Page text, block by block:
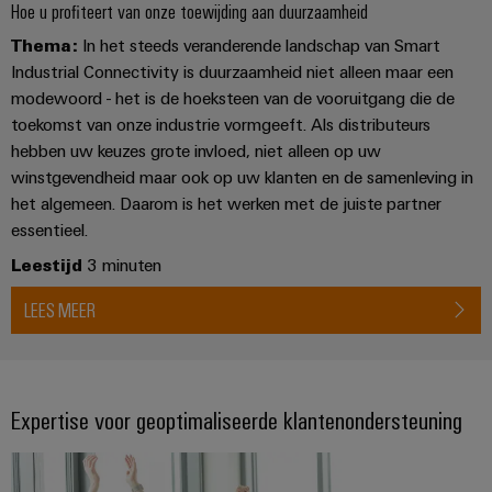
Transmissie
&
distributie
Stabiliteit
en
veiligheid
voor
moderne
Waterbehandeling
en
de
water-
en
afvalwaterindustrie
Automatische
machines
Software
Markers
Industriële
Industriële
verlichting
Infrastructuur
Assembly
Hoe u profiteert van onze toewijding aan duurzaamheid
Thema: In het steeds veranderende landschap van Smart
Industrial Connectivity is duurzaamheid niet alleen maar een
modewoord - het is de hoeksteen van de vooruitgang die de
toekomst van onze industrie vormgeeft. Als distributeurs
hebben uw keuzes grote invloed, niet alleen op uw
winstgevendheid maar ook op uw klanten en de samenleving in
het algemeen. Daarom is het werken met de juiste partner
essentieel.
Leestijd 3 minuten
LEES MEER
Expertise voor geoptimaliseerde klantenondersteuning